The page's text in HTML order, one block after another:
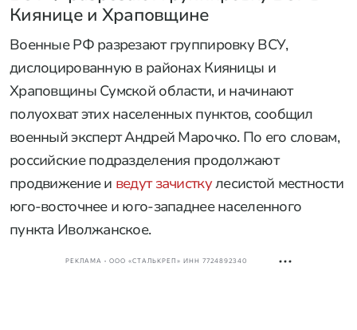
«Основные усилия инженерного обеспечения
были сосредоточены на изоляции населенного
пункта Красноярское. Группами спецминирования
производилась дистанционная установка мин по
изоляции данного района с целью недопущения
прорыва противника, подвоза боеприпасов,
имущества и личного состава», — сказал Смоленск.
В результате удалось полностью блокировать
группировку противника в населенном пункте,
добавил командир. Он отметил, что ВСУ также
лишились возможности подвозить боеприпасы.